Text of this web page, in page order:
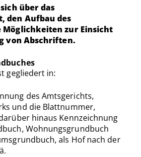
über das
den Aufbau des
Möglichkeiten zur Einsicht
von Abschriften.
gegliedert in:
des Amtsgerichts,
und die Blattnummer,
hinaus Kennzeichnung
Wohnungsgrundbuch
als Hof nach der